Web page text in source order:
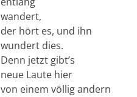
wandert,
der hört es, und ihn
wundert dies.
Denn jetzt gibt’s
neue Laute hier
von einem völlig andern